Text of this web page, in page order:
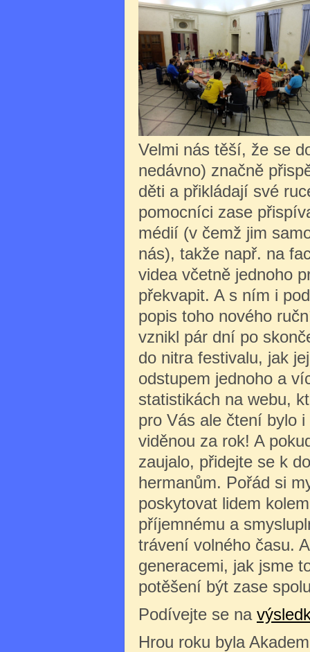
Velmi nás těší, že se
nedávno) značně
děti a přikládají své
pomocníci zase
médií (v čemž jim
nás), takže např. na
videa včetně jednoho
překvapit. A s ním i
popis toho nového
vznikl pár dní po
do nitra festivalu, jak
odstupem jednoho a
statistikách na webu,
pro Vás ale čtení bylo
viděnou za rok! A
zaujalo, přidejte se k
hermanům. Pořád si
poskytovat lidem
příjemnému a
trávení volného času.
generacemi, jak jsme
potěšení být zase
Podívejte se na
Hrou roku byla